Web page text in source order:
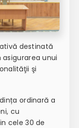
destinată
unui
şi
ordinară a
cu
cele 30 de